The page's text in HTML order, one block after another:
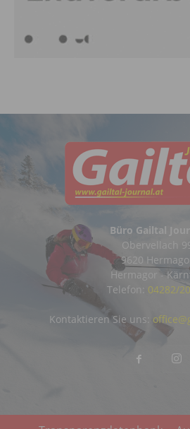
Büro Gailtal
Obervellach
9620
Hermagor -
Telefon: 04282/
Kontaktieren Sie uns: